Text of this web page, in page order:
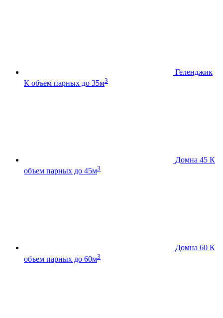
Геленджик
К объем парных до 35м3
Домна 45 К
объем парных до 45м3
Домна 60 К
объем парных до 60м3